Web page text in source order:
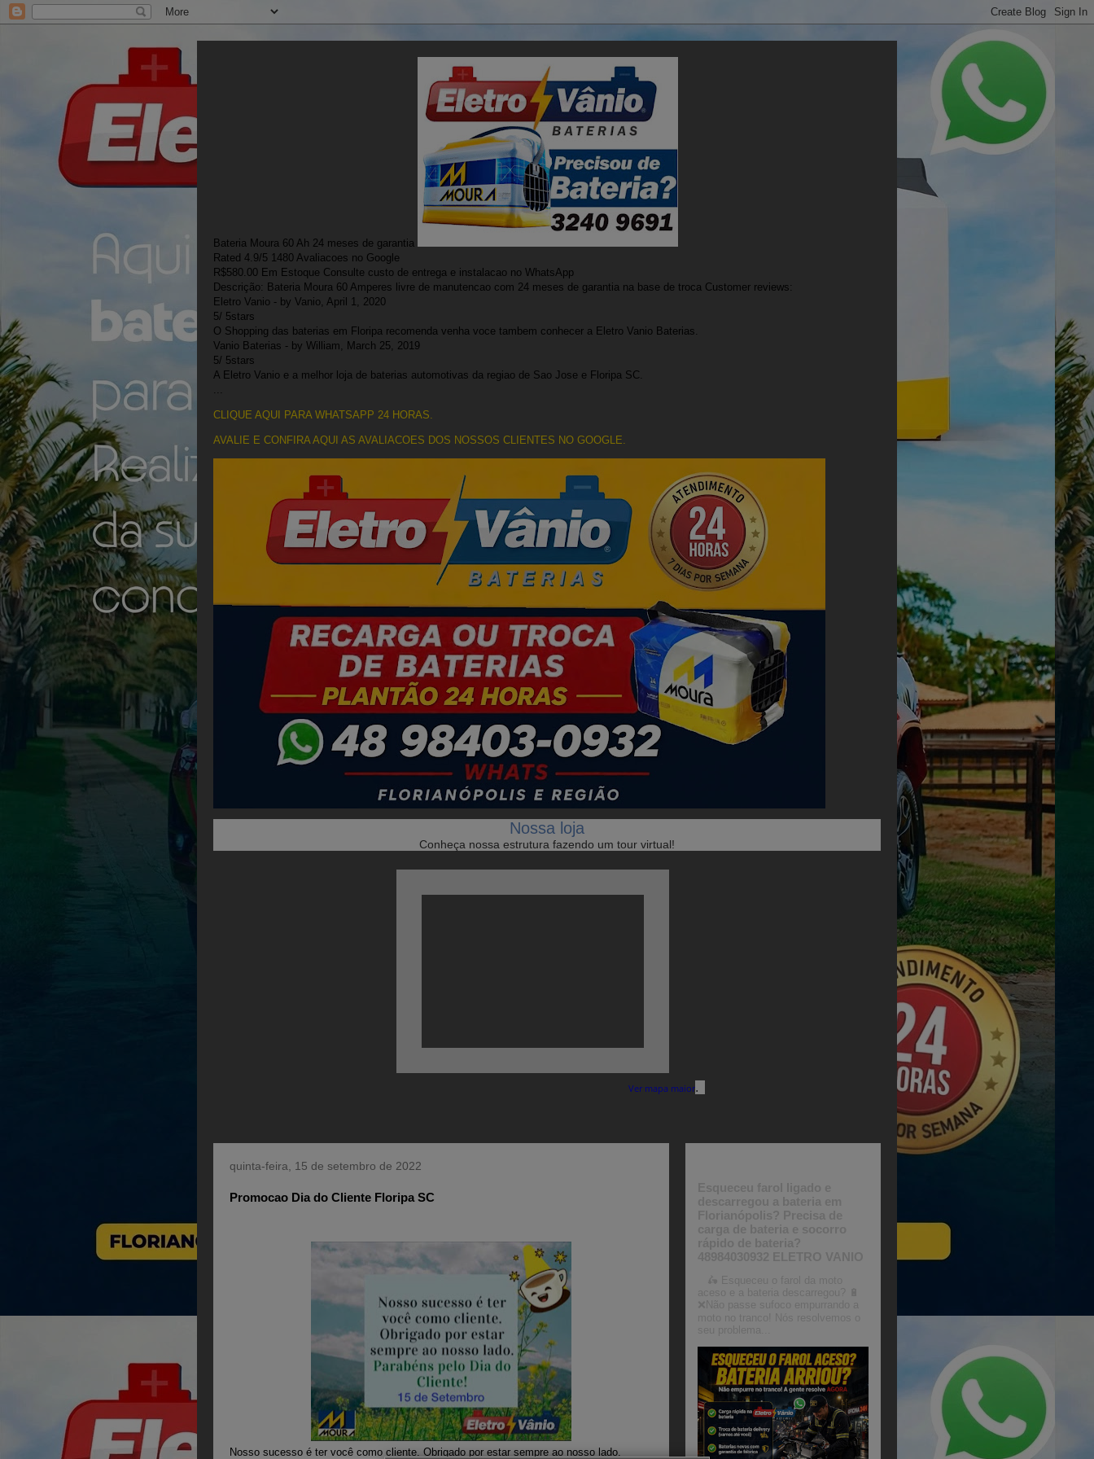
Bateria Moura 60 Ah 24 meses de garantia
Rated 4.9/5 1480 Avaliacoes no Google
R$580.00 Em Estoque Consulte custo de entrega e instalacao no WhatsApp
Descrição: Bateria Moura 60 Amperes livre de manutencao com 24 meses de garantia na base de troca Customer reviews:
Eletro Vanio - by Vanio, April 1, 2020
5/ 5stars
O Shopping das baterias em Floripa recomenda venha voce tambem conhecer a Eletro Vanio Baterias.
Vanio Baterias - by William, March 25, 2019
5/ 5stars
A Eletro Vanio e a melhor loja de baterias automotivas da regiao de Sao Jose e Floripa SC.
...
CLIQUE AQUI PARA WHATSAPP 24 HORAS.
AVALIE E CONFIRA AQUI AS AVALIACOES DOS NOSSOS CLIENTES NO GOOGLE.
Nossa loja
Conheça nossa estrutura fazendo um tour virtual!
Ver mapa maior.
quinta-feira, 15 de setembro de 2022
Promocao Dia do Cliente Floripa SC
Nosso sucesso é ter você como cliente. Obrigado por estar sempre ao nosso lado.